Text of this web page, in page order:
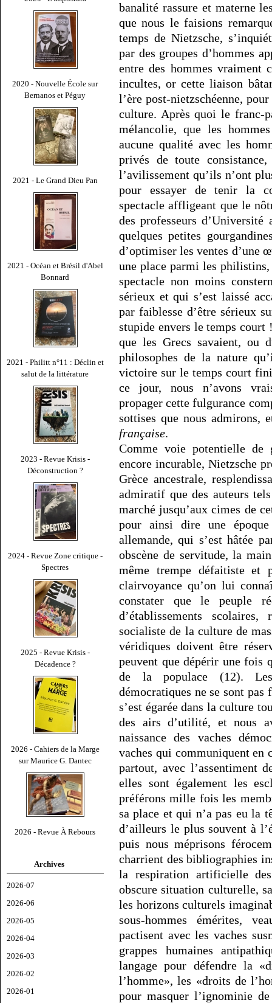
2020 - Nouvelle École sur
Bernanos et Péguy
2021 - Le Grand Dieu Pan
2021 - Océan et Brésil d'Abel
Bonnard
2021 - Philitt n°11 : Déclin et
salut de la littérature
2023 - Revue Krisis -
Déconstruction ?
2024 - Revue Zone critique -
Spectres
2025 - Revue Krisis -
Décadence ?
2026 - Cahiers de la Marge
sur Maurice G. Dantec
2026 - Revue À Rebours
Archives
2026-07
2026-06
2026-05
2026-04
2026-03
2026-02
2026-01
banalité rassure et materne
que nous le faisions
temps de Nietzsche,
par des groupes d’hommes
entre des hommes vraiment
incultes, or cette liaison
l’ère post-nietzschéenne,
culture. Après quoi le franc-
mélancolie, que les
aucune qualité avec les
privés de toute
l’avilissement qu’ils n’ont
pour essayer de tenir la
spectacle affligeant que le
des professeurs
quelques petites
d’optimiser les ventes d’une
une place parmi les
spectacle non moins
sérieux et qui s’est laissé
par faiblesse d’être sérieux
stupide envers le temps
que les Grecs savaient, ou
philosophes de la nature
victoire sur le temps court
ce jour, nous n’avons
propager cette fulgurance
sottises que nous admirons,
française.
Comme voie potentielle de
encore incurable, Nietzsche
Grèce ancestrale,
admiratif que des auteurs
marché jusqu’aux cimes de
pour ainsi dire une
allemande, qui s’est hâtée
obscène de servitude, la
même trempe défaitiste et
clairvoyance qu’on lui
constater que le peuple
d’établissements
socialiste de la culture de
véridiques doivent être
peuvent que dépérir une fois
de la populace (12).
démocratiques ne se sont
s’est égarée dans la culture
des airs d’utilité, et nous
naissance des vaches
vaches qui communiquent en
partout, avec l’assentiment
elles sont également les
préférons mille fois les
sa place et qui n’a pas eu la
d’ailleurs le plus souvent à
puis nous méprisons
charrient des bibliographies
la respiration artificielle
obscure situation culturelle,
les horizons culturels
sous-hommes émérites,
pactisent avec les vaches
grappes humaines
langage pour défendre la
l’homme», les «droits de
pour masquer l’ignominie